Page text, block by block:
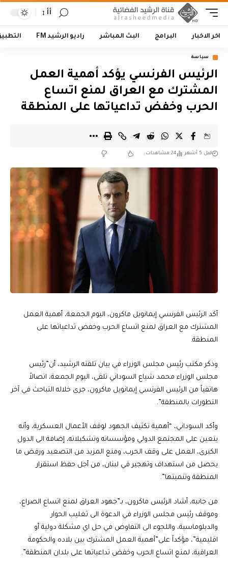
أأ
اخر الاخبار البرامج البث المباشر راديو الرشيد FM
سياسة
الرئيس الفرنسي يؤكد أهمية العمل
المشترك مع العراق لمنع اتساع
الحرب وخفض تداعياتها على المنطقة
قبل 5 أشهر 24 مشاهدات
أكد الرئيس الفرنسي إيمانويل ماكرون، اليوم الجمعة، أهمية العمل
المشترك مع العراق لمنع اتساع الحرب وخفض تداعياتها على
المنطقة.
وذكر مكتب رئيس مجلس الوزراء في بيان تلقته الرشيد، أن”رئيس
مجلس الوزراء محمد شياع السوداني تلقى، اليوم الجمعة، اتصالاً
هاتفياً من الرئيس الفرنسي إيمانويل ماكرون، جرى خلاله التباحث في آخر
التطورات بالمنطقة”.
وأكد السوداني، “أهمية تكثيف الجهود لوقف الأعمال العسكرية، وأنه
يتعين على المجتمع الدولي ومؤسساته وتشكيلاته، إضافة الى الدول
الكبرى، العمل على وقف الحرب، ومنع المزيد من التصعيد ورفض ما
يحصل من استهداف وتهجير في لبنان، من أجل حفظ استقرار
المنطقة وتنميتها”.
من جانبه، أشاد الرئيس ماكرون، بـ”جهود العراق لمنع اتساع الصراع،
وموقف رئيس مجلس الوزراء في الدعوة الى تغليب الحوار
والدبلوماسية، واللجوء الى التفاوض في حل اي مشكلة دولية أو
اقليمية”، مؤكداً على”أهمية العمل المشترك بين بلاده والحكومة
العراقية، لمنع اتساع الحرب وخفض تداعياتها على بلدان المنطقة”.